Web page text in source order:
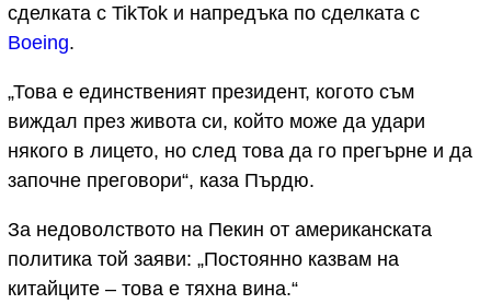
сделката с TikTok и напредъка по сделката с
Boeing.
„Това е единственият президент, когото съм
виждал през живота си, който може да удари
някого в лицето, но след това да го прегърне и да
започне преговори“, каза Пърдю.
За недоволството на Пекин от американската
политика той заяви: „Постоянно казвам на
китайците – това е тяхна вина.“